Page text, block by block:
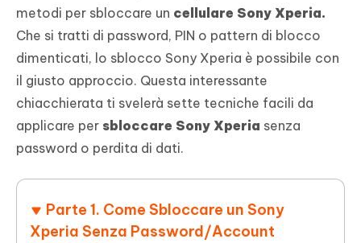
metodi per sbloccare un cellulare Sony Xperia.
Che si tratti di password, PIN o pattern di blocco
dimenticati, lo sblocco Sony Xperia è possibile con
il giusto approccio. Questa interessante
chiacchierata ti svelerà sette tecniche facili da
applicare per sbloccare Sony Xperia senza
password o perdita di dati.
Parte 1. Come Sbloccare un Sony
Xperia Senza Password/Account